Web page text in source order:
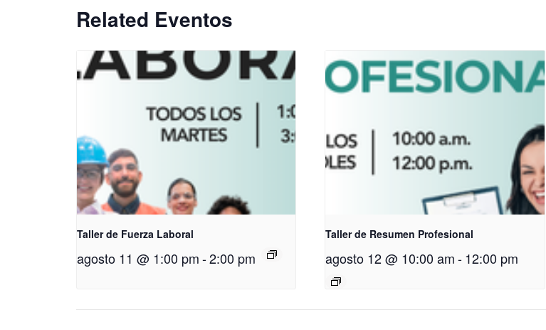
Related Eventos
Taller de Fuerza Laboral
agosto 11 @ 1:00 pm-2:00 pm
Taller de Resumen Profesional
agosto 12 @ 10:00 am -12:00 pm